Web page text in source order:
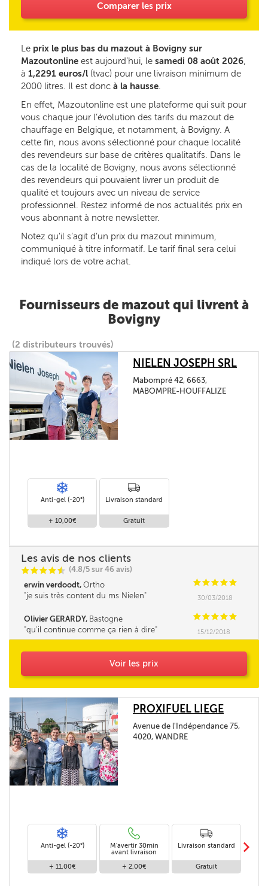
Comparer les prix
Le prix le plus bas du mazout à Bovigny sur
Mazoutonline est aujourd’hui, le samedi 08 août 2026,
à 1,2291 euros/l (tvac) pour une livraison minimum de
2000 litres. Il est donc à la hausse.
En effet, Mazoutonline est une plateforme qui suit pour
vous chaque jour l’évolution des tarifs du mazout de
chauffage en Belgique, et notamment, à Bovigny. A
cette fin, nous avons sélectionné pour chaque localité
des revendeurs sur base de critères qualitatifs. Dans le
cas de la localité de Bovigny, nous avons sélectionné
des revendeurs qui pouvaient livrer un produit de
qualité et toujours avec un niveau de service
professionnel. Restez informé de nos actualités prix en
vous abonnant à notre newsletter.
Notez qu’il s’agit d’un prix du mazout minimum,
communiqué à titre informatif. Le tarif final sera celui
indiqué lors de votre achat.
Fournisseurs de mazout qui livrent à
Bovigny
(2 distributeurs trouvés)
NIELEN JOSEPH SRL
Mabompré 42, 6663,
MABOMPRE-HOUFFALIZE
Anti-gel (-20°)
+ 10,00€
Livraison standard
Gratuit
Les avis de nos clients
CCCCi
@ (4.8/5 sur 46 avis)
erwin verdoodt, Ortho CCCCC
je suis très content du ms Nielen
30/03/2018
Olivier GERARDY, Bastogne CCCCC
qu'il continue comme ça rien à dire
15/12/2018
Voir les prix
PROXIFUEL LIEGE
Avenue de l'Indépendance 75,
4020, WANDRE
Anti-gel (-20°)
+ 11,00€
M'avertir 30min
avant livraison
+ 2,00€
Livraison standard
Gratuit
m